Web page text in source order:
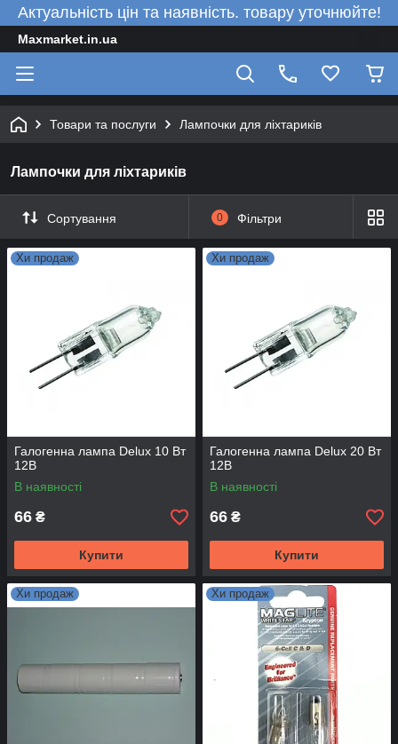
Актуальність цін та наявність. товару уточнюйте!
Maxmarket.in.ua
Товари та послуги Лампочки для ліхтариків
Лампочки для ліхтариків
Сортування 0 Фільтри
Хи продаж
Галогенна лампа Delux 10 Вт
12В
В наявності
66 ₴
Купити
Хи продаж
Галогенна лампа Delux 20 Вт
12В
В наявності
66 ₴
Купити
Хи продаж Хи продаж